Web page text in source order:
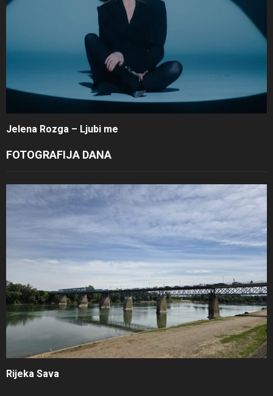
Jelena Rozga – Ljubi me
FOTOGRAFIJA DANA
Rijeka Sava